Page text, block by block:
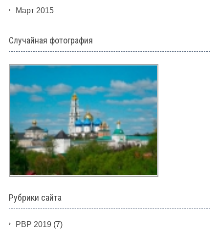
Март 2015
Случайная фотография
Рубрики сайта
PBP 2019 (7)